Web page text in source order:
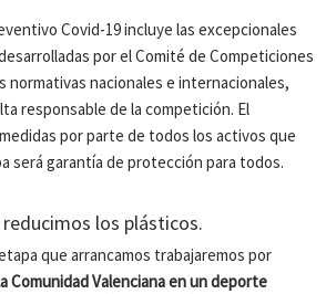
Covid-19 incluye las excepcionales
por el Comité de Competiciones
normativas nacionales e internacionales,
responsable de la competición. El
por parte de todos los activos que
será garantía de protección para todos.
los plásticos.
que arrancamos trabajaremos por
Comunidad Valenciana en un deporte